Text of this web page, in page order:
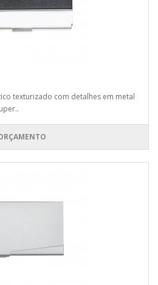
texturizado com detalhes em metal